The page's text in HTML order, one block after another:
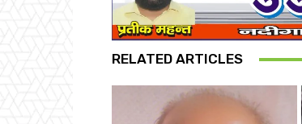
RELATED ARTICLES